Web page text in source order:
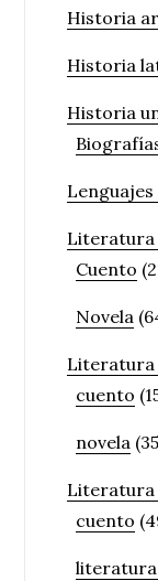
Historia
Historia
Historia
Literatura
Cuento
Novela
Literatura
cuento
novela
Literatura
cuento
literatura